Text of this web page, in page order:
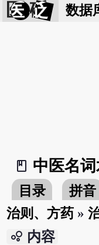
医 砭 数据
book_2
中医名
目录 拼音
治则、方药 »
bubble_chart 内容